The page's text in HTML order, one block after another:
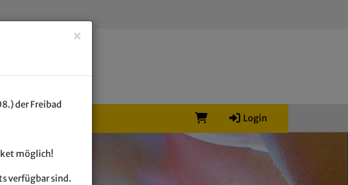
Login
×
der Freibad
möglich!
verfügbar sind.